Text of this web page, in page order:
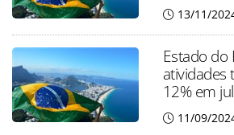
13/11/
Estado do
atividades
12% em
11/09/